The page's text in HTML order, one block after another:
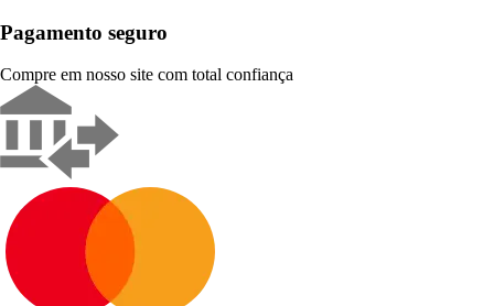
Pagamento seguro
Compre em nosso site com total confiança